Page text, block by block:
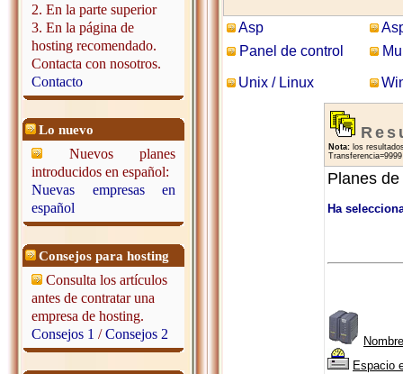
2. En la parte superior
3. En la página de
hosting recomendado.
Contacta con nosotros.
Contacto
Lo nuevo
Nuevos planes
introducidos en español:
Nuevas empresas en
español
Consejos para hosting
Consulta los artículos
antes de contratar una
empresa de hosting.
Consejos 1 /Consejos 2
Asp
Panel de control
Unix / Linux
Nota: los
Planes
Ha
Espacio